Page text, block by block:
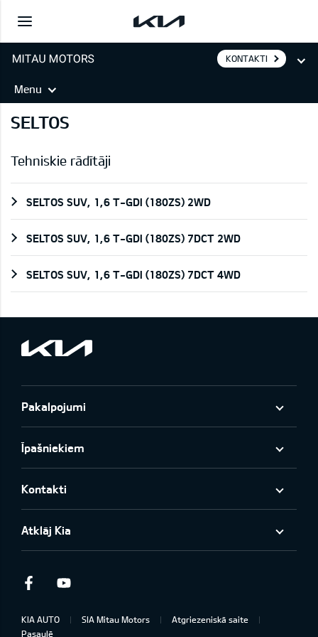
KONTAKTI
Menu
SELTOS
Tehniskie rādītāji
SELTOS SUV, 1,6 T-GDI (180ZS) 2WD
SELTOS SUV, 1,6 T-GDI (180ZS) 7DCT 2WD
SELTOS SUV, 1,6 T-GDI (180ZS) 7DCT 4WD
Pakalpojumi
Īpašniekiem
Kontakti
Atklāj Kia
Facebook
KIA AUTO SIA Mitau Motors
Atgriezeniskā saite
Pasaulē